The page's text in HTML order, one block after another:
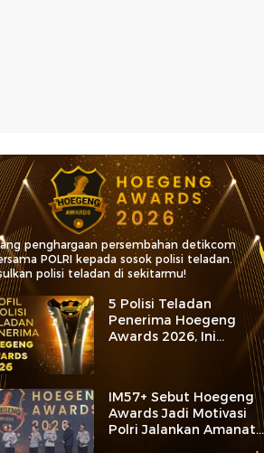
penghargaan persembahan detikcom
POLRI kepada sosok polisi teladan.
polisi teladan di sekitarmu!
5 Polisi Teladan
Penerima Hoegeng
Awards 2026, Ini
Kategori dan Kiprahnya
IM57+ Sebut Hoegeng
Awards Jadi Motivasi
Polri Jalankan Amanat